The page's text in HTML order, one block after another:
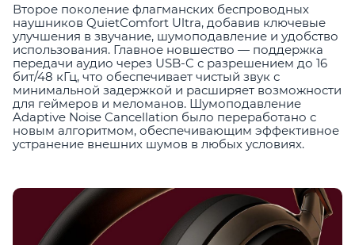
Второе поколение флагманских беспроводных
наушников QuietComfort Ultra, добавив ключевые
улучшения в звучание, шумоподавление и удобство
использования. Главное новшество — поддержка
передачи аудио через USB-C с разрешением до 16
бит/48 кГц, что обеспечивает чистый звук с
минимальной задержкой и расширяет возможности
для геймеров и меломанов. Шумоподавление
Adaptive Noise Cancellation было переработано с
новым алгоритмом, обеспечивающим эффективное
устранение внешних шумов в любых условиях.